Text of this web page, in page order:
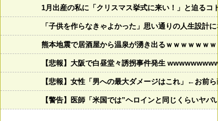
1月出産の私に「クリスマス挙式に来い！」と迫る
「子供を作らなきゃよかった」思い通りの人生設
熊本地震で居酒屋から温泉が湧き出るｗｗｗｗｗｗｗ
【悲報】大阪で白昼堂々誘拐事件発生
【悲報】女性「男への最大ダメージはこれ」←お前
【警告】医師「米国では”ヘロインと同じくらいヤ